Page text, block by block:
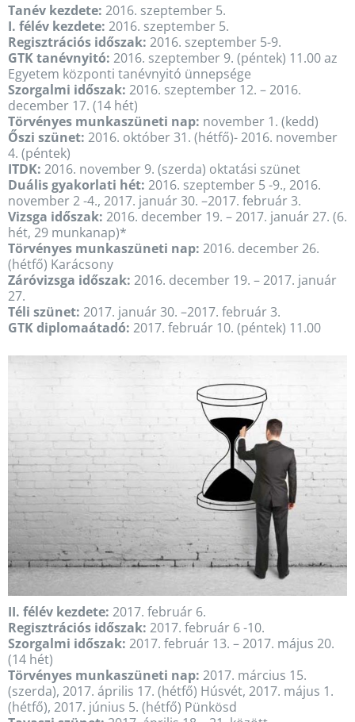
Tanév kezdete: 2016. szeptember 5.
I. félév kezdete: 2016. szeptember 5.
Regisztrációs időszak: 2016. szeptember 5-9.
GTK tanévnyitó: 2016. szeptember 9. (péntek) 11.00 az
Egyetem központi tanévnyitó ünnepsége
Szorgalmi időszak: 2016. szeptember 12. – 2016.
december 17. (14 hét)
Törvényes munkaszüneti nap: november 1. (kedd)
Őszi szünet: 2016. október 31. (hétfő)- 2016. november
4. (péntek)
ITDK: 2016. november 9. (szerda) oktatási szünet
Duális gyakorlati hét: 2016. szeptember 5 -9., 2016.
november 2 -4., 2017. január 30. –2017. február 3.
Vizsga időszak: 2016. december 19. – 2017. január 27. (6.
hét, 29 munkanap)*
Törvényes munkaszüneti nap: 2016. december 26.
(hétfő) Karácsony
Záróvizsga időszak: 2016. december 19. – 2017. január
27.
Téli szünet: 2017. január 30. –2017. február 3.
GTK diplomaátadó: 2017. február 10. (péntek) 11.00
II. félév kezdete: 2017. február 6.
Regisztrációs időszak: 2017. február 6 -10.
Szorgalmi időszak: 2017. február 13. – 2017. május 20.
(14 hét)
Törvényes munkaszüneti nap: 2017. március 15.
(szerda), 2017. április 17. (hétfő) Húsvét, 2017. május 1.
(hétfő), 2017. június 5. (hétfő) Pünkösd